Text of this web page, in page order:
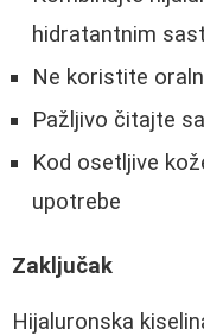
hidratantnim
Ne koristite
Pažljivo čitajte
Kod osetljive
upotrebe
Zaključak
Hijaluronska